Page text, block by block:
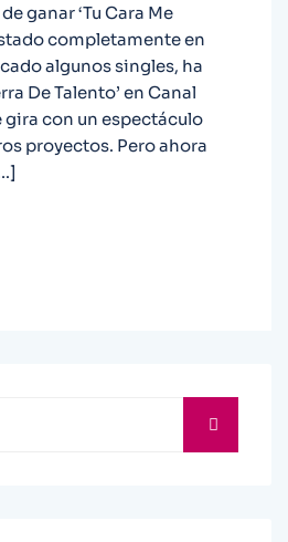
ganar ‘Tu Cara Me
completamente en
algunos singles, ha
De Talento’ en Canal
gira con un espectáculo
proyectos. Pero ahora